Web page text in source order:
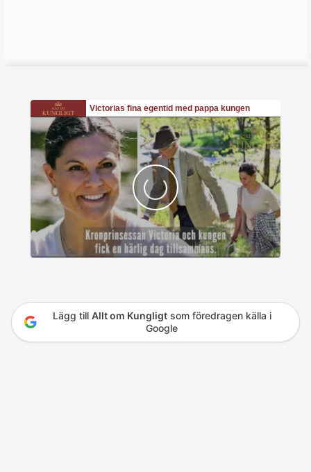
Lägg till Allt om Kungligtsom föredragen källa i
Google